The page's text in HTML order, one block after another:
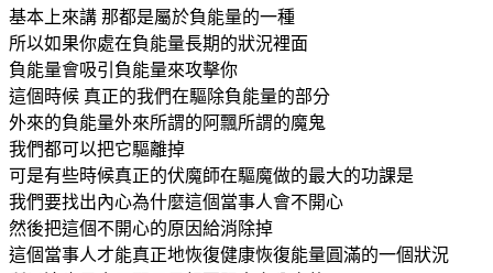
基本上來講 那都是屬於負能量的一種
所以如果你處在負能量長期的狀況裡面
負能量會吸引負能量來攻擊你
這個時候 真正的我們在驅除負能量的部分
外來的負能量外來所謂的阿飄所謂的魔鬼
我們都可以把它驅離掉
可是有些時候真正的伏魔師在驅魔做的最大的功課是
我們要找出內心為什麼這個當事人會不開心
然後把這個不開心的原因給消除掉
這個當事人才能真正地恢復健康恢復能量圓滿的一個狀況